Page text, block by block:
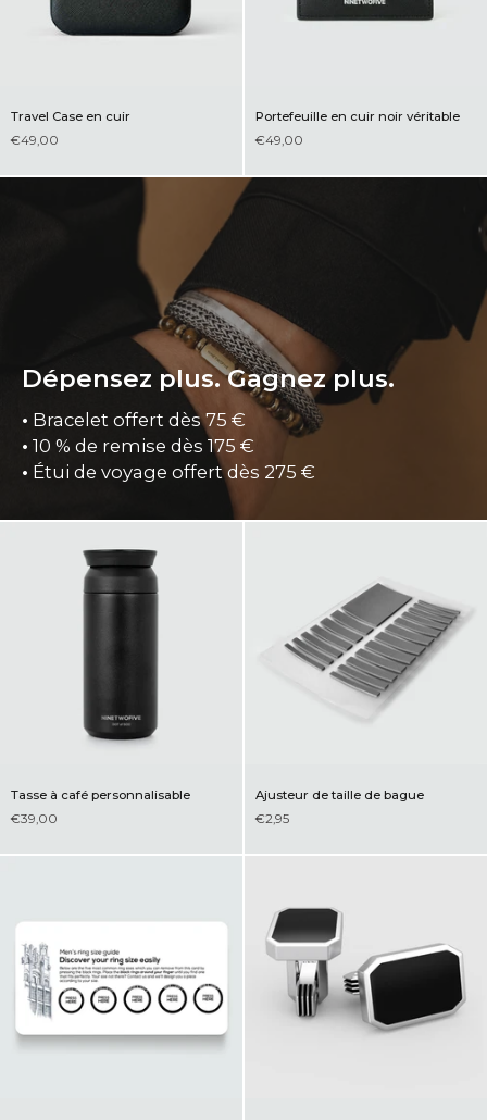
Travel Case en cuir
€49,00
Portefeuille en cuir noir véritable
€49,00
Dépensez plus. Gagnez plus.
• Bracelet offert dès 75 €
• 10 % de remise dès 175 €
• Étui de voyage offert dès 275 €
Tasse à café personnalisable
€39,00
Ajusteur de taille de bague
€2,95